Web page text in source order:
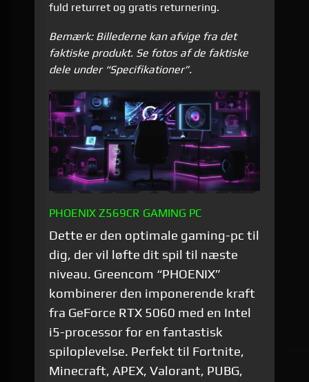
fuld returret og gratis returnering.
Bemærk: Billederne kan afvige fra det
faktiske produkt. Se fotos af de faktiske
dele under “Specifikationer”.
PHOENIX Z569CR GAMING PC
Dette er den optimale gaming-pc til
dig, der vil løfte dit spil til næste
niveau. Greencom “PHOENIX”
kombinerer den imponerende kraft
fra GeForce RTX 5060 med en Intel
i5-processor for en fantastisk
spiloplevelse. Perfekt til Fortnite,
Minecraft, APEX, Valorant, PUBG,